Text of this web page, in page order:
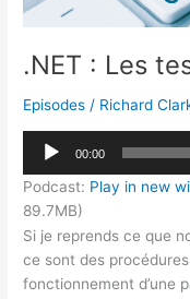
.NET : Les
Episodes / Richard
Lecteur
audio
00:00
Podcast: Play in new
89.7MB)
Si je reprends ce que
ce sont des
fonctionnement d’une